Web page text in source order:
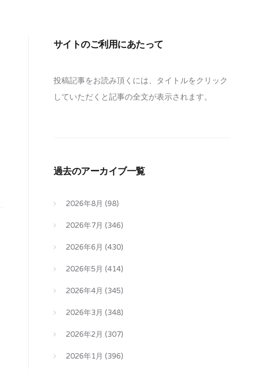
サイトのご利用にあたって
投稿記事をお読み頂くには、タイトルをクリック
していただくと記事の全文が表示されます。
過去のアーカイブ一覧
2026年8月 (98)
2026年7月 (346)
2026年6月 (430)
2026年5月 (414)
2026年4月 (345)
2026年3月 (348)
2026年2月 (307)
2026年1月 (396)